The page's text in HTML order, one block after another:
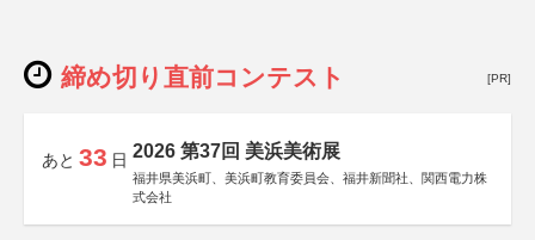
締め切り直前コンテスト [PR]
あと 33 日 2026 第37回 美浜美術展
福井県美浜町、美浜町教育委員会、福井新聞社、関西電力株
式会社